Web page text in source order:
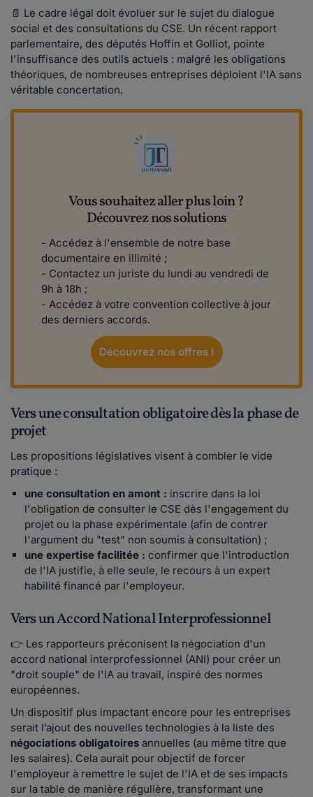
📄 Le cadre légal doit évoluer sur le sujet du dialogue
social et des consultations du CSE. Un récent rapport
parlementaire, des députés Hoffin et Golliot, pointe
l'insuffisance des outils actuels : malgré les obligations
théoriques, de nombreuses entreprises déploient l'IA sans
véritable concertation.
Vous souhaitez aller plus loin ?
Découvrez nos solutions
- Accédez à l'ensemble de notre base
documentaire en illimité ;
- Contactez un juriste du lundi au vendredi de
9h à 18h ;
- Accédez à votre convention collective à jour
des derniers accords.
Découvrez nos offres !
Vers une consultation obligatoire dès la phase de
projet
Les propositions législatives visent à combler le vide
pratique :
une consultation en amont : inscrire dans la loi
l'obligation de consulter le CSE dès l'engagement du
projet ou la phase expérimentale (afin de contrer
l'argument du "test" non soumis à consultation) ;
une expertise facilitée : confirmer que l'introduction
de l'IA justifie, à elle seule, le recours à un expert
habilité financé par l'employeur.
Vers un Accord National Interprofessionnel
👉 Les rapporteurs préconisent la négociation d'un
accord national interprofessionnel (ANI) pour créer un
"droit souple" de l'IA au travail, inspiré des normes
européennes.
Un dispositif plus impactant encore pour les entreprises
serait l’ajout des nouvelles technologies à la liste des
négociations obligatoires annuelles (au même titre que
les salaires). Cela aurait pour objectif de forcer
l'employeur à remettre le sujet de l'IA et de ses impacts
sur la table de manière régulière, transformant une